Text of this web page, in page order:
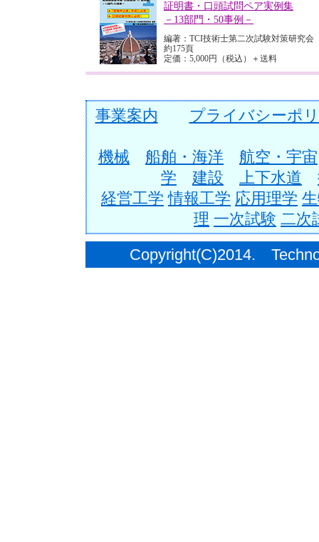
証明書・口頭試問ペア実例集
－13部門・50事例－
編著：TCI技術士第二次試験対策研究会
約175頁
定価：5,000円（税込）＋送料
事業案内 プライバシーポ
機械 船舶・海洋
航空・宇宙
学
建設 上下水道
経営工学 情報工学 応用理学
理 一次試験 二次
Copyright(C)2014.